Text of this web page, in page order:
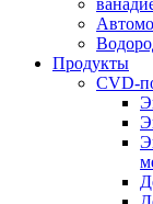
Продукты
CVD-